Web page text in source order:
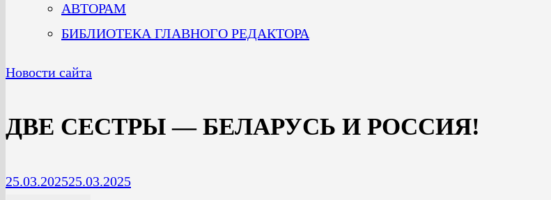
АВТОРАМ
БИБЛИОТЕКА ГЛАВНОГО РЕДАКТОРА
Новости сайта
ДВЕ СЕСТРЫ — БЕЛАРУСЬ И РОССИЯ!
25.03.202525.03.2025